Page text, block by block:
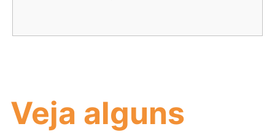
Veja alguns